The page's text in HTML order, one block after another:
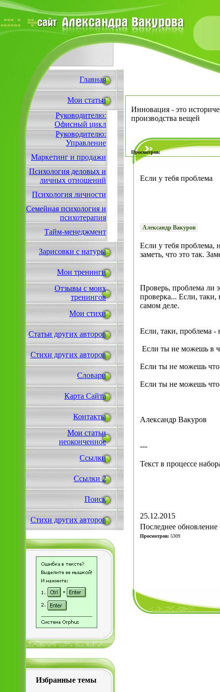
Главная
Мои статьи
Руководителю:
Офисный цикл
Руководителю:
Управление
Маркетинг и продажи
Психология деловых и
личных отношений
Психология личности
Семейная психология и
психотерапия
Тайм-менеджмент
Зарисовки с натуры
Мои тренинги
Отзывы с моих
тренингов
Мои стихи
Статьи других авторов
Стихи других авторов
Словари
Карта Сайта
Контакты
Мои статьи
неоконченное
Ссылки
Ссылки 2
Поиск
Стихи других авторов
Избранные темы
Если у тебя проблема
Александр Вакуров
Если у тебя проблема,
заметь, что это так.
Проверь, проблема ли
проверка... Если, таки,
самом деле.
Если, таки, проблема -
Если ты не можешь в
Если ты не можешь
Если ты не можешь
Александр Вакуров
---
Текст в процессе
25.12.2015
Последнее обновление
Просмотров: 5309
Инновация - это
производства вещей
Просмотров: